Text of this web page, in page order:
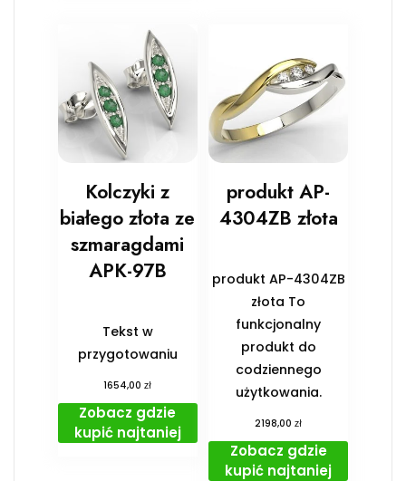
Kolczyki z
białego złota ze
szmaragdami
APK-97B
Tekst w
przygotowaniu
1654,00zł
Zobacz gdzie
kupić najtaniej
produkt AP-
4304ZB złota
produkt AP-4304ZB
złota To
funkcjonalny
produkt do
codziennego
użytkowania.
2198,00zł
Zobacz gdzie
kupić najtaniej